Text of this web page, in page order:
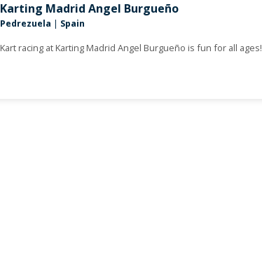
Karting Madrid Angel Burgueño
Pedrezuela Spain
Kart racing at Karting Madrid Angel Burgueño is fun for all ages!